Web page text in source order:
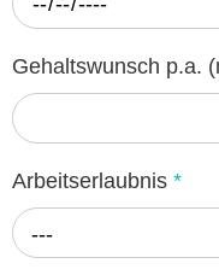
Gehaltswunsch p.a.
Arbeitserlaubnis *
---